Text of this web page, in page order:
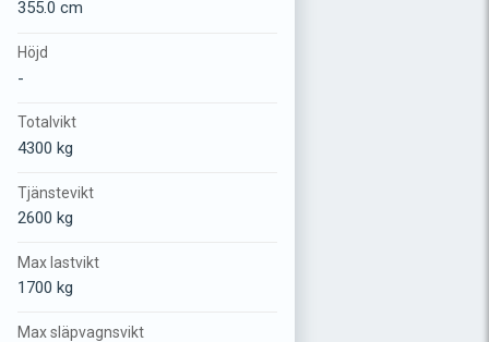
355.0 cm
Höjd
-
Totalvikt
4300 kg
Tjänstevikt
2600 kg
Max lastvikt
1700 kg
Max släpvagnsvikt